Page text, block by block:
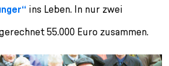
ins Leben. In nur zwei
55.000 Euro zusammen.